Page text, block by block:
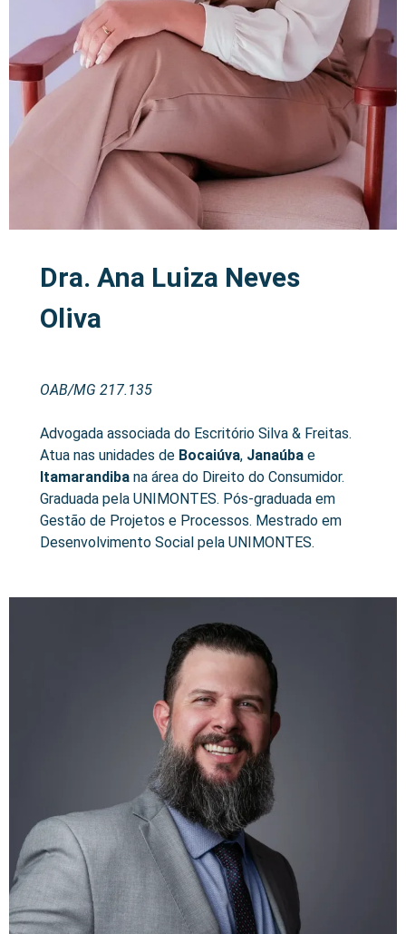
Dra. Ana Luiza Neves
Oliva
OAB/MG 217.135
Advogada associada do Escritório Silva & Freitas.
Atua nas unidades de Bocaiúva, Janaúbae
Itamarandibana área do Direito do Consumidor.
Graduada pela UNIMONTES. Pós-graduada em
Gestão de Projetos e Processos. Mestrado em
Desenvolvimento Social pela UNIMONTES.